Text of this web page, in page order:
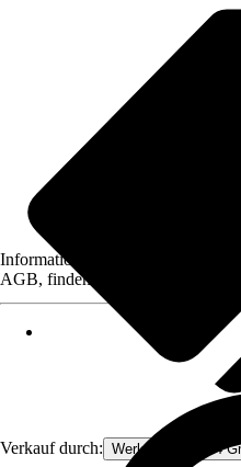
Verkauf durch: Werkzeugstore24
Informationen des Verkäufers,
AGB, finden Sie bei Klick auf